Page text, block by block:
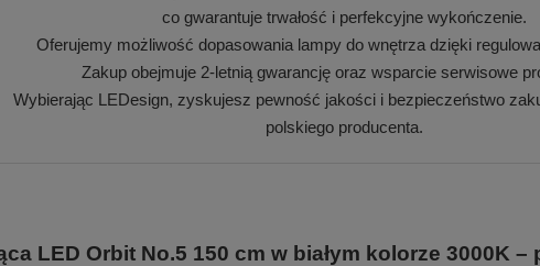
co gwarantuje trwałość i perfekcyjne wykończenie.
Oferujemy możliwość dopasowania lampy do wnętrza dzięki
Zakup obejmuje 2-letnią gwarancję oraz wsparcie serwisowe
Wybierając LEDesign, zyskujesz pewność jakości i bezpieczeństwo
polskiego producenta.
LED Orbit No.5 150 cm w białym kolorze 3000K